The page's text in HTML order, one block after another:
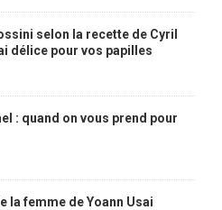
selon la recette de Cyril
délice pour vos papilles
: quand on vous prend pour
la femme de Yoann Usai